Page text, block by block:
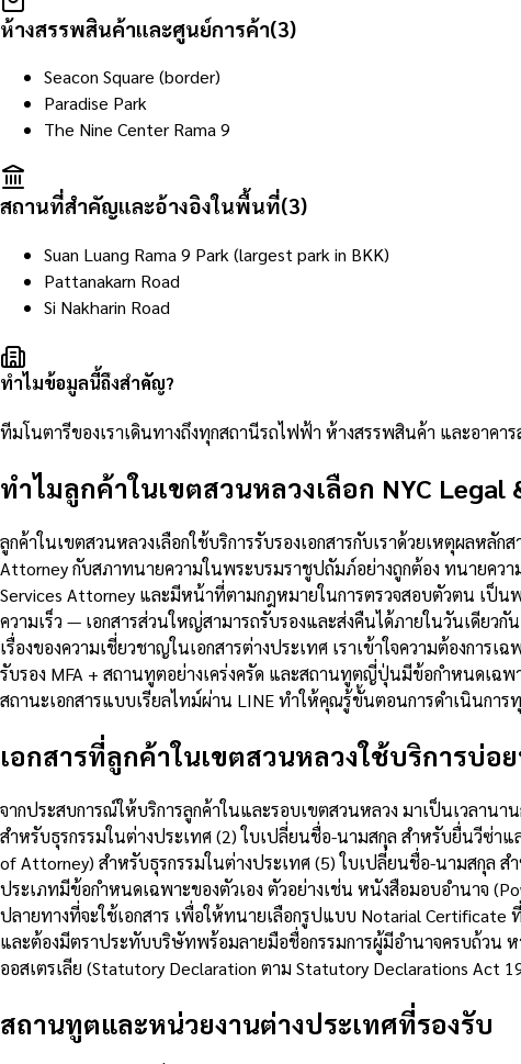
ห้างสรรพสินค้าและศูนย์การค้า(3)
Seacon Square (border)
Paradise Park
The Nine Center Rama 9
สถานที่สำคัญและอ้างอิงในพื้นที่(3)
Suan Luang Rama 9 Park (largest park in BKK)
Pattanakarn Road
Si Nakharin Road
ทำไมข้อมูลนี้ถึงสำคัญ?
ทีมโนตารีของเราเดินทางถึงทุกสถานีรถไฟฟ้า ห้างสรรพสินค้า และอาค
ทำไมลูกค้าในเขตสวนหลวงเลือก NYC Legal
ลูกค้าในเขตสวนหลวงเลือกใช้บริการรับรองเอกสารกับเราด้วยเหตุผลห
Attorney กับสภาทนายความในพระบรมราชูปถัมภ์อย่างถูกต้อง ทนายคว
Services Attorney และมีหน้าที่ตามกฎหมายในการตรวจสอบตัวตน เป็น
ความเร็ว — เอกสารส่วนใหญ่สามารถรับรองและส่งคืนได้ภายในวันเดียวกั
เรื่องของความเชี่ยวชาญในเอกสารต่างประเทศ เราเข้าใจความต้องก
รับรอง MFA + สถานทูตอย่างเคร่งครัด และสถานทูตญี่ปุ่นมีข้อกำหนดเฉพ
สถานะเอกสารแบบเรียลไทม์ผ่าน LINE ทำให้คุณรู้ขั้นตอนการดำเนินกา
เอกสารที่ลูกค้าในเขตสวนหลวงใช้บริการบ่อ
จากประสบการณ์ให้บริการลูกค้าในและรอบเขตสวนหลวง มาเป็นเวลาน
สำหรับธุรกรรมในต่างประเทศ (2) ใบเปลี่ยนชื่อ-นามสกุล สำหรับยื่นวีซ่า
of Attorney) สำหรับธุรกรรมในต่างประเทศ (5) ใบเปลี่ยนชื่อ-นามสกุล
ประเภทมีข้อกำหนดเฉพาะของตัวเอง ตัวอย่างเช่น หนังสือมอบอำนาจ
ปลายทางที่จะใช้เอกสาร เพื่อให้ทนายเลือกรูปแบบ Notarial
และต้องมีตราประทับบริษัทพร้อมลายมือชื่อกรรมการผู้มีอำนาจครบถ้วน
ออสเตรเลีย (Statutory Declaration ตาม Statutory Declarations
สถานทูตและหน่วยงานต่างประเทศที่รองรับ